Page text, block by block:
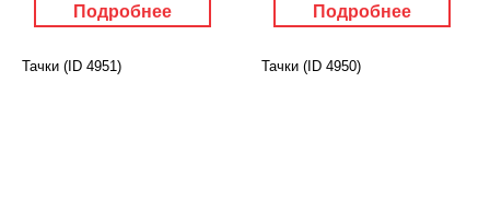
Подробнее Подробнее
Тачки (ID 4951) Тачки (ID 4950)